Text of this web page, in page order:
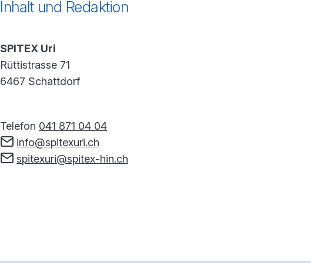
Inhalt und Redaktion
SPITEX Uri
Rüttistrasse 71
6467 Schattdorf
Telefon 041 871 04 04
info@spitexuri.ch
spitexuri@spitex-hin.ch